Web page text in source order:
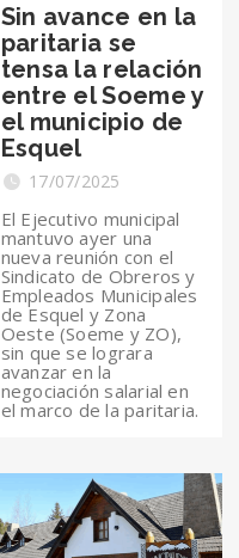
Sin avance en la
paritaria se
tensa la relación
entre el Soeme y
el municipio de
Esquel
17/07/2025
El Ejecutivo municipal
mantuvo ayer una
nueva reunión con el
Sindicato de Obreros y
Empleados Municipales
de Esquel y Zona
Oeste (Soeme y ZO),
sin que se lograra
avanzar en la
negociación salarial en
el marco de la paritaria.